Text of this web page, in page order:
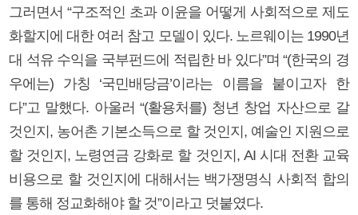
그러면서 “구조적인 초과 이윤을 어떻게 사회적으로 제도
화할지에 대한 여러 참고 모델이 있다. 노르웨이는 1990년
대 석유 수익을 국부펀드에 적립한 바 있다”며 “(한국의 경
우에는) 가칭 ‘국민배당금’이라는 이름을 붙이고자 한
다”고 말했다. 아울러 “(활용처를) 청년 창업 자산으로 갈
것인지, 농어촌 기본소득으로 할 것인지, 예술인 지원으로
할 것인지, 노령연금 강화로 할 것인지, AI 시대 전환 교육
비용으로 할 것인지에 대해서는 백가쟁명식 사회적 합의
를 통해 정교화해야 할 것”이라고 덧붙였다.